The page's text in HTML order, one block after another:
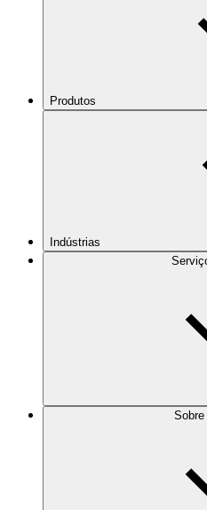
Produtos
Indústrias